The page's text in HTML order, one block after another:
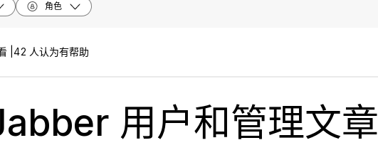
角色
| 42 人认为有帮助
用户和管理文章